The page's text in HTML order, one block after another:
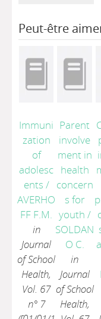
Peut-être
Immuni
zation
of
adolesc
ents /
AVERHO
FF F.M.
in
Journal
of School
Health,
Vol. 67
n° 7
Parent
involve
ment in
health
concern
s for
youth /
SOLDAN
O C.
in
Journal
of School
Health,